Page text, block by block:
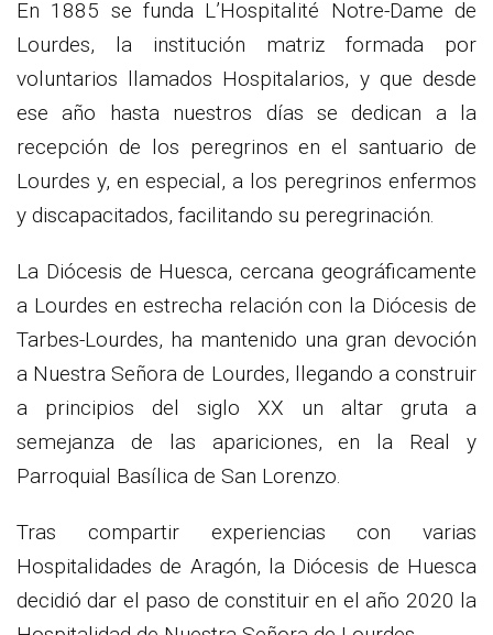
En 1885 se funda L’Hospitalité Notre-Dame de
Lourdes, la institución matriz formada por
voluntarios llamados Hospitalarios, y que desde
ese año hasta nuestros días se dedican a la
recepción de los peregrinos en el santuario de
Lourdes y, en especial, a los peregrinos enfermos
y discapacitados, facilitando su peregrinación.
La Diócesis de Huesca, cercana geográficamente
a Lourdes en estrecha relación con la Diócesis de
Tarbes-Lourdes, ha mantenido una gran devoción
a Nuestra Señora de Lourdes, llegando a construir
a principios del siglo XX un altar gruta a
semejanza de las apariciones, en la Real y
Parroquial Basílica de San Lorenzo.
Tras compartir experiencias con varias
Hospitalidades de Aragón, la Diócesis de Huesca
decidió dar el paso de constituir en el año 2020 la